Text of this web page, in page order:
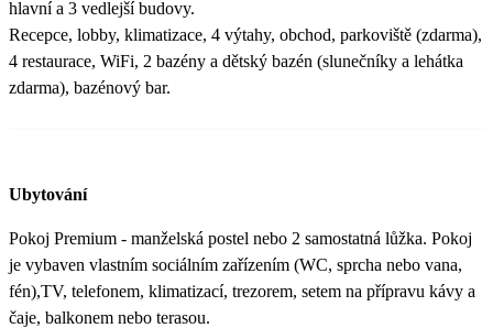
hlavní a 3 vedlejší budovy.
Recepce, lobby, klimatizace, 4 výtahy, obchod, parkoviště (zdarma),
4 restaurace, WiFi, 2 bazény a dětský bazén (slunečníky a lehátka
zdarma), bazénový bar.
Ubytování
Pokoj Premium - manželská postel nebo 2 samostatná lůžka. Pokoj
je vybaven vlastním sociálním zařízením (WC, sprcha nebo vana,
fén),TV, telefonem, klimatizací, trezorem, setem na přípravu kávy a
čaje, balkonem nebo terasou.